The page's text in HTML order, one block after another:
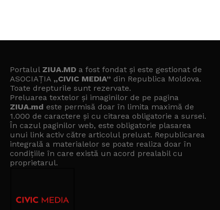
Portalul ZIUA.MD a fost fondat și este gestionat de
ASOCIAȚIA „CIVIC MEDIA” din Republica Moldova.
Toate drepturile sunt rezervate.
Preluarea textelor și imaginilor de pe pagina
ZIUA.md este permisă doar în limita maximă de
1.000 de caractere și cu citarea obligatorie a sursei.
În cazul paginilor web, este obligatorie plasarea
unui link activ către articolul preluat. Republicarea
integrală a materialelor se poate realiza doar în
condițiile în care există un acord prealabil cu
proprietarul.